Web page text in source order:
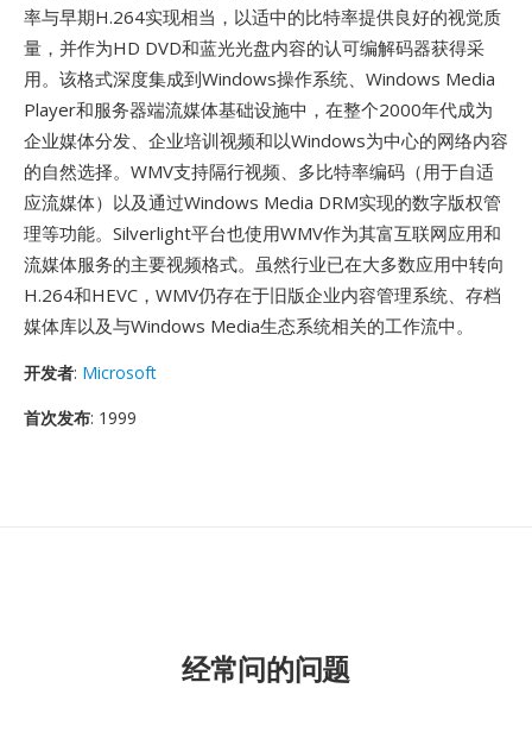
率与早期H.264实现相当，以适中的比特率提供良好的视觉质
量，并作为HD DVD和蓝光光盘内容的认可编解码器获得采
用。该格式深度集成到Windows操作系统、Windows Media
Player和服务器端流媒体基础设施中，在整个2000年代成为
企业媒体分发、企业培训视频和以Windows为中心的网络内容
的自然选择。WMV支持隔行视频、多比特率编码（用于自适
应流媒体）以及通过Windows Media DRM实现的数字版权管
理等功能。Silverlight平台也使用WMV作为其富互联网应用和
流媒体服务的主要视频格式。虽然行业已在大多数应用中转向
H.264和HEVC，WMV仍存在于旧版企业内容管理系统、存档
媒体库以及与Windows Media生态系统相关的工作流中。
开发者: Microsoft
首次发布: 1999
经常问的问题